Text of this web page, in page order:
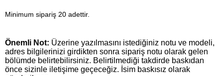
Minimum sipariş 20 adettir.
Önemli Not: Üzerine yazılmasını istediğiniz notu ve modeli,
adres bilgilerinizi girdikten sonra sipariş notu olarak gelen
bölümde belirtebilirsiniz. Belirtilmediği takdirde baskıdan
önce sizinle iletişime geçeceğiz. İsim baskısız olarak